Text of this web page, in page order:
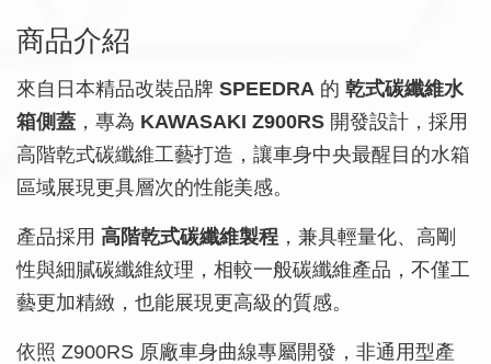
商品介紹
來自日本精品改裝品牌 SPEEDRA 的 乾式碳纖維水
箱側蓋 ，專為 KAWASAKI Z900RS 開發設計，採用
高階乾式碳纖維工藝打造，讓車身中央最醒目的水箱
區域展現更具層次的性能美感。
產品採用 高階乾式碳纖維製程 ，兼具輕量化、高剛
性與細膩碳纖維紋理，相較一般碳纖維產品，不僅工
藝更加精緻，也能展現更高級的質感。
依照 Z900RS 原廠車身曲線專屬開發，非通用型產